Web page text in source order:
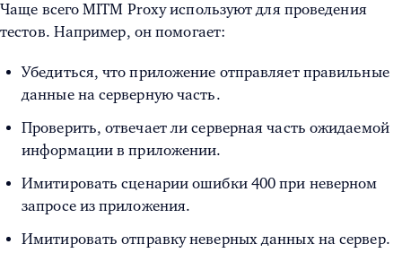
Чаще всего MITM Proxy используют для проведения
тестов. Например, он помогает:
Убедиться, что приложение отправляет правильные
данные на серверную часть.
Проверить, отвечает ли серверная часть ожидаемой
информации в приложении.
Имитировать сценарии ошибки 400 при неверном
запросе из приложения.
Имитировать отправку неверных данных на сервер.